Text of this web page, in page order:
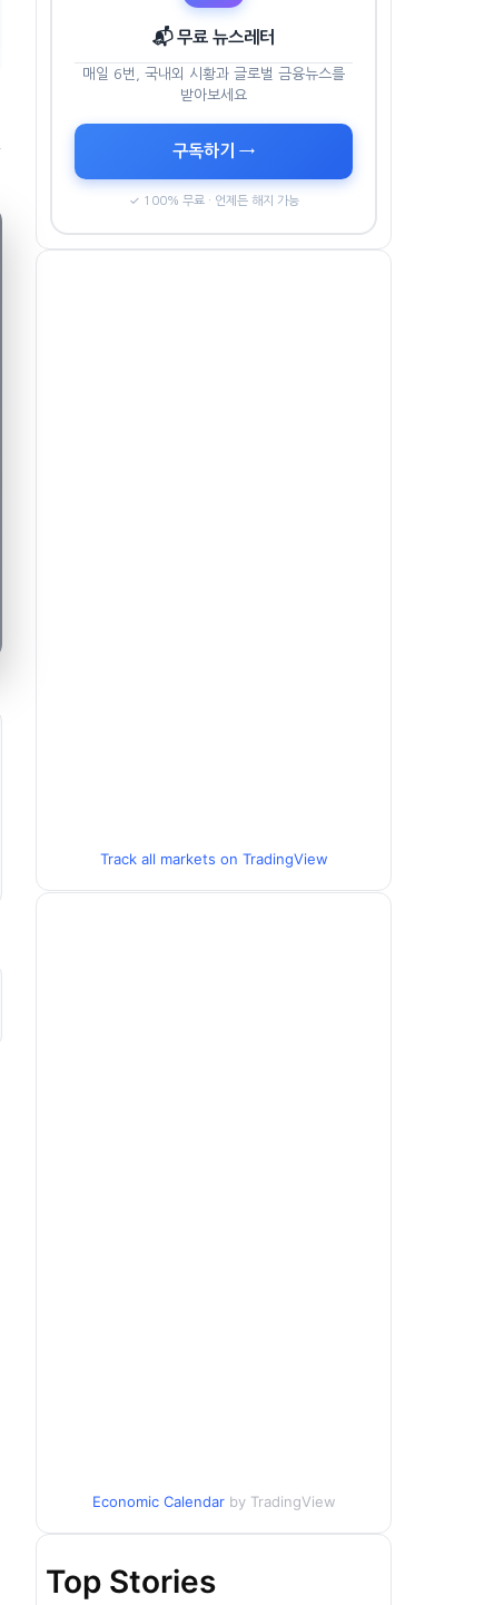
📬 무료 뉴스레터
매일 6번, 국내외 시황과 글로벌 금융뉴스를
받아보세요
구독하기 →
✓ 100% 무료 · 언제든 해지 가능
Track all markets on TradingView
Economic Calendar by TradingView